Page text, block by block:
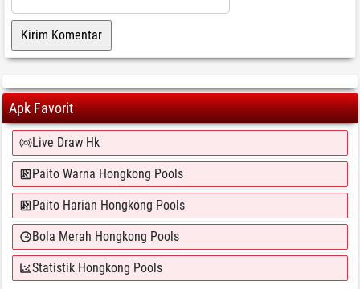
Apk Favorit
Live Draw Hk
Paito Warna Hongkong Pools
Paito Harian Hongkong Pools
Bola Merah Hongkong Pools
Statistik Hongkong Pools